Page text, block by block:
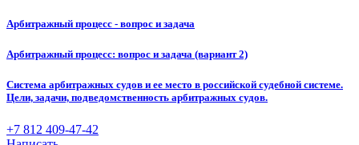
Арбитражный процесс - вопрос и задача
Арбитражный процесс: вопрос и задача (вариант 2)
Система арбитражных судов и ее место в российской судебной системе.
Цели, задачи, подведомственность арбитражных судов.
+7 812 409-47-42